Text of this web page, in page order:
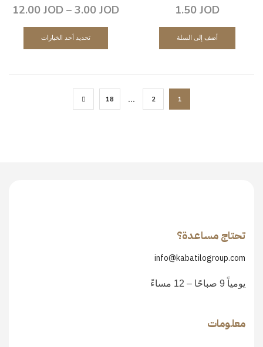
1.50 JOD
أضف إلى السلة
3.00 JOD
–
12.00 JOD
تحديد أحد الخيارات
1
2
…
18
تحتاج مساعدة؟
info@kabatilogroup.com
يومياً 9 صباحًا – 12 مساءً
معلومات